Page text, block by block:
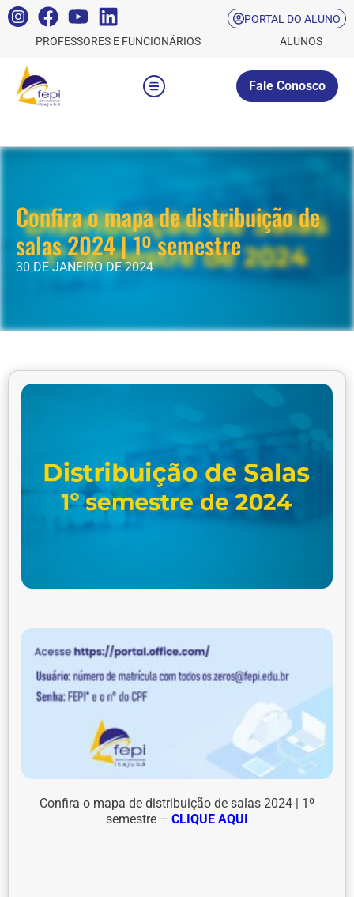
PORTAL DO ALUNO
PROFESSORES E FUNCIONÁRIOS
ALUNOS
Fale Conosco
Confira o mapa de distribuição de
salas 2024 | 1º semestre
30 DE JANEIRO DE 2024
Confira o mapa de distribuição de salas 2024 | 1º
semestre – CLIQUE AQUI